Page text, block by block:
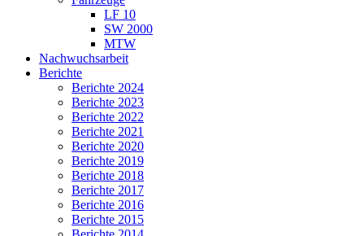
LF 10
SW 2000
MTW
Nachwuchsarbeit
Berichte
Berichte 2024
Berichte 2023
Berichte 2022
Berichte 2021
Berichte 2020
Berichte 2019
Berichte 2018
Berichte 2017
Berichte 2016
Berichte 2015